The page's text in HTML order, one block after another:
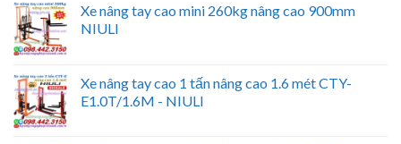
Xe nâng tay cao mini 260kg nâng cao 900mm
NIULI
Xe nâng tay cao 1 tấn nâng cao 1.6 mét CTY-
E1.0T/1.6M - NIULI